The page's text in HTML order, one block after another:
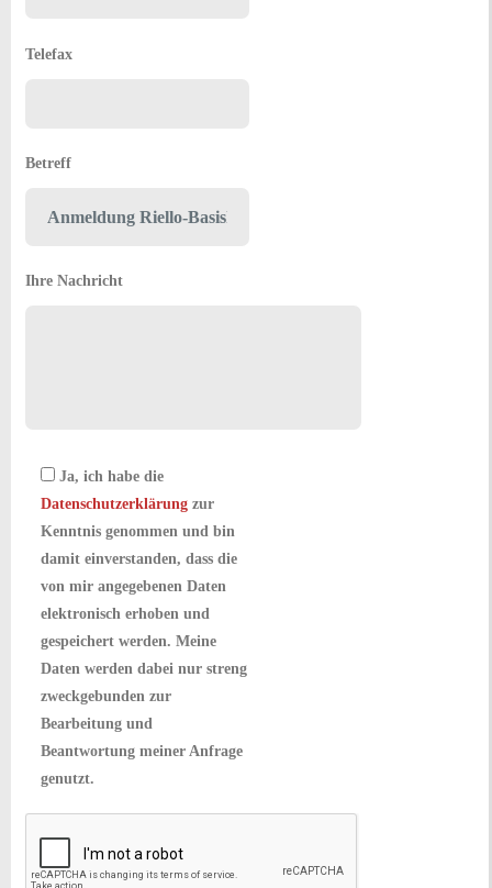
Telefax
Betreff
Ihre Nachricht
Ja, ich habe die
Datenschutzerklärung zur
Kenntnis genommen und bin
damit einverstanden, dass die
von mir angegebenen Daten
elektronisch erhoben und
gespeichert werden. Meine
Daten werden dabei nur streng
zweckgebunden zur
Bearbeitung und
Beantwortung meiner Anfrage
genutzt.